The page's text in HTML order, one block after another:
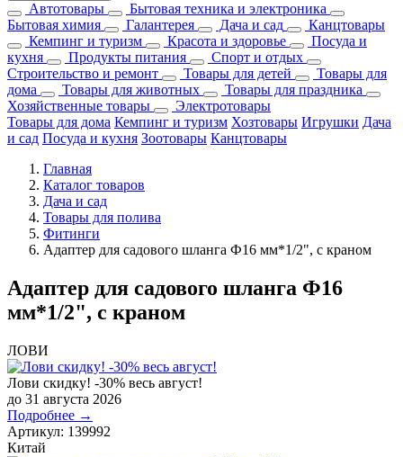
Автотовары
Бытовая техника и электроника
Бытовая химия
Галантерея Дача и сад
Канцтовары
Кемпинг и туризм
Красота и здоровье
Посуда и
кухня
Продукты питания
Спорт и отдых
Строительство и ремонт
Товары для детей
Товары для
дома
Товары для животных
Товары для праздника
Хозяйственные товары
Электротовары
Товары для дома Кемпинг и туризм Хозтовары Игрушки Дача
и сад Посуда и кухня Зоотовары Канцтовары
Главная
Каталог товаров
Дача и сад
Товары для полива
Фитинги
Адаптер для садового шланга Ф16 мм*1/2", с краном
Адаптер для садового шланга Ф16
мм*1/2", с краном
ЛОВИ
Лови скидку! -30% весь август!
до 31 августа 2026
Подробнее →
Артикул: 139992
Китай